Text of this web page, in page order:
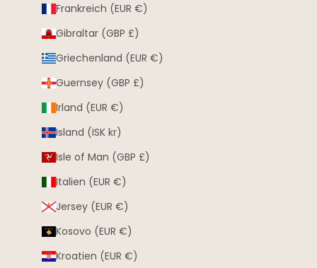
Frankreich (EUR €)
Gibraltar (GBP £)
Griechenland (EUR €)
Guernsey (GBP £)
Irland (EUR €)
Island (ISK kr)
Isle of Man (GBP £)
Italien (EUR €)
Jersey (EUR €)
Kosovo (EUR €)
Kroatien (EUR €)